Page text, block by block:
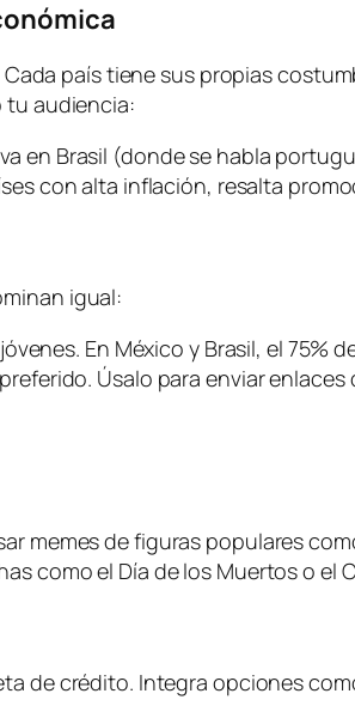
país tiene sus propias
tu audiencia:
en Brasil (donde se habla
con alta inflación, resalta
igual:
En México y Brasil, el
Úsalo para enviar
memes de figuras populares
como el Día de los Muertos o el
de crédito. Integra opciones